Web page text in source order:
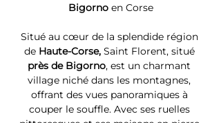
Bigorno en Corse
Situé au cœur de la splendide région
de Haute-Corse, Saint Florent, situé
près de Bigorno, est un charmant
village niché dans les montagnes,
offrant des vues panoramiques à
couper le souffle. Avec ses ruelles